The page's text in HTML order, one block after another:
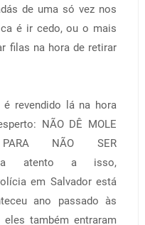
de uma só vez nos
é ir cedo, ou o mais
filas na hora de retirar
revendido lá na hora
NÃO DÊ MOLE
NÃO SER
atento a isso,
em Salvador está
ano passado às
também entraram